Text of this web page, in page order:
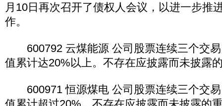
月10日再次召开了债权人会议，以进一步推
作。
600792 云煤能源 公司股票连续三个交易
值累计达20%以上。不存在应披露而未披露
600971 恒源煤电 公司股票连续三个交易